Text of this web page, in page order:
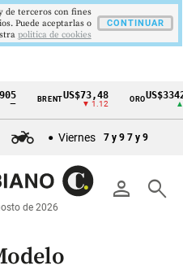
BRENTUS$73,48
▼ 1.12
ORO US$3342,60
▲ 8.20
Viernes 7 y 9 7 y 9
person search
de 2026
de terceros con fines
Puede aceptarlas o
politica de cookies
CONTINUAR